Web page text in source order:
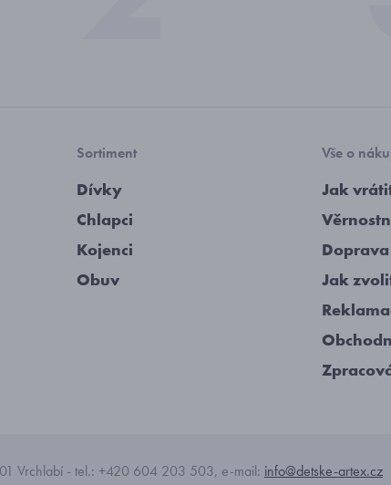
Sortiment
Dívky
Chlapci
Kojenci
Obuv
Vše o
Jak
Jak
Vrchlabí - tel.: +420 604 203 503, e-mail: info@detske-artex.cz